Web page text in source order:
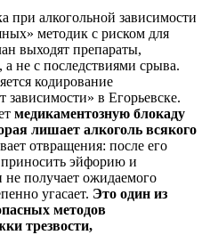
при алкогольной зависимости
методик с риском для
выходят препараты,
не с последствиями срыва.
кодирование
в Егорьевске.
медикаментозную блокаду
лишает алкоголь всякого
отвращения: после его
приносить эйфорию и
не получает ожидаемого
угасает. Это один из
методов
трезвости,